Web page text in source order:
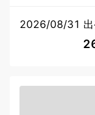
2026/08/31 出